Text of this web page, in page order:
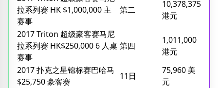
拉系列赛 HK $1,000,000 主
赛事
第二
10,378,375
港元
2017 Triton 超级豪客赛马尼
拉系列赛 HK$250,000 6 人桌
赛事
第四
1,011,000
港元
2017 扑克之星锦标赛巴哈马
$25,750 豪客赛
11日
75,960 美
元